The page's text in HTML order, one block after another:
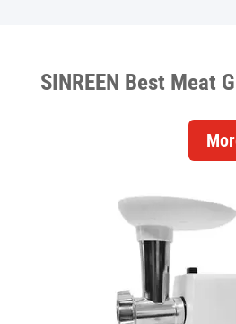
SINREEN Best Meat